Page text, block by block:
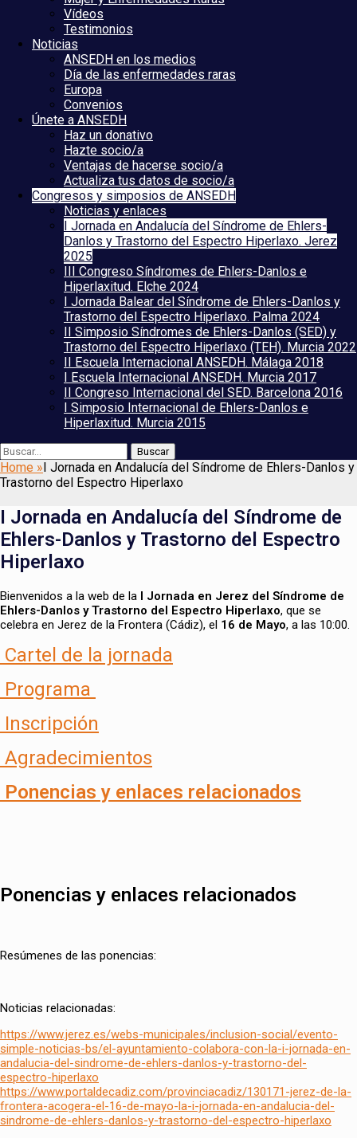
Vídeos
Testimonios
Noticias
ANSEDH en los medios
Día de las enfermedades raras
Europa
Convenios
Únete a ANSEDH
Haz un donativo
Hazte socio/a
Ventajas de hacerse socio/a
Actualiza tus datos de socio/a
Congresos y simposios de ANSEDH
Noticias y enlaces
I Jornada en Andalucía del Síndrome de Ehlers-
Danlos y Trastorno del Espectro Hiperlaxo. Jerez
2025
III Congreso Síndromes de Ehlers-Danlos e
Hiperlaxitud. Elche 2024
I Jornada Balear del Síndrome de Ehlers-Danlos y
Trastorno del Espectro Hiperlaxo. Palma 2024
II Simposio Síndromes de Ehlers-Danlos (SED) y
Trastorno del Espectro Hiperlaxo (TEH). Murcia 2022
II Escuela Internacional ANSEDH. Málaga 2018
I Escuela Internacional ANSEDH. Murcia 2017
II Congreso Internacional del SED. Barcelona 2016
I Simposio Internacional de Ehlers-Danlos e
Hiperlaxitud. Murcia 2015
Buscar
Buscar:
Home » I Jornada en Andalucía del Síndrome de Ehlers-Danlos y
Trastorno del Espectro Hiperlaxo
I Jornada en Andalucía del Síndrome de
Ehlers-Danlos y Trastorno del Espectro
Hiperlaxo
Bienvenidos a la web de la I Jornada en Jerez del Síndrome de
Ehlers-Danlos y Trastorno del Espectro Hiperlaxo, que se
celebra en Jerez de la Frontera (Cádiz), el 16 de Mayo, a las 10:00.
Cartel de la jornada
Programa
Inscripción
Agradecimientos
Ponencias y enlaces relacionados
Ponencias y enlaces relacionados
Resúmenes de las ponencias:
Noticias relacionadas:
https://www.jerez.es/webs-municipales/inclusion-social/evento-
simple-noticias-bs/el-ayuntamiento-colabora-con-la-i-jornada-en-
andalucia-del-sindrome-de-ehlers-danlos-y-trastorno-del-
espectro-hiperlaxo
https://www.portaldecadiz.com/provinciacadiz/130171-jerez-de-la-
frontera-acogera-el-16-de-mayo-la-i-jornada-en-andalucia-del-
sindrome-de-ehlers-danlos-y-trastorno-del-espectro-hiperlaxo